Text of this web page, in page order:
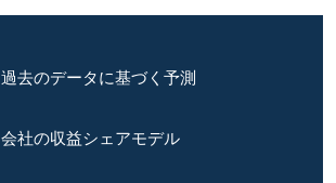
過去のデータに基づく予測
会社の収益シェアモデル